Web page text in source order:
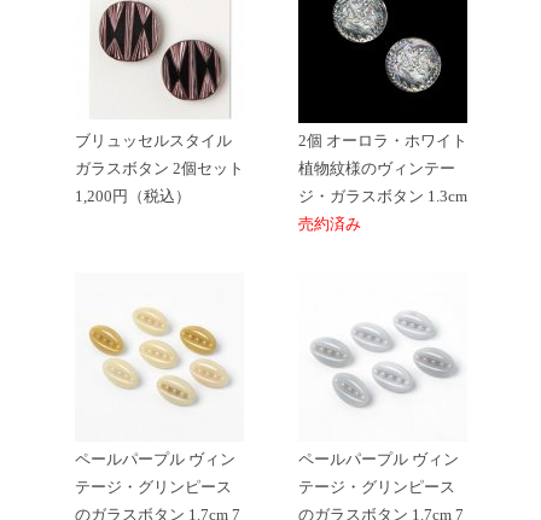
bábovkaについて
ご注文・送料について
ブリュッセルスタイル
ガラスボタン 2個セット
1,200円（税込）
2個 オーロラ・ホワイト
植物紋様のヴィンテー
ジ・ガラスボタン 1.3cm
売約済み
ペールパープル ヴィン
テージ・グリンピース
のガラスボタン 1.7cm 7
ペールパープル ヴィン
テージ・グリンピース
のガラスボタン 1.7cm 7